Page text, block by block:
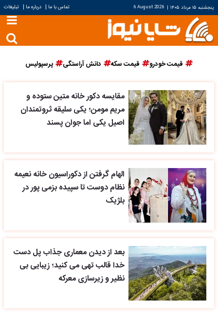
پنجشنبه ۱۵ مرداد ۱۴۰۵ |
6 August 2026 تماس با ما | درباره ما | تبلیغات
قیمت خودرو قیمت سکه دانش آراستگی پرسپولیس
مقایسه دکور خانه متین ستوده و
مریم مومن؛ یکی سلیقه ثروتمندان
اصیل یکی اما جوان پسند
الهام گرفتن از دکوراسیون خانه نعیمه
نظام دوست تا سپیده بزمی پور در
بلژیک
بعد از دیدن معماری جذاب پل دست
خدا قالب تهی می کنید؛ زیبایی بی
نظیر و زیرسازی معرکه